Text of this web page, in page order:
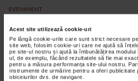
Acest site utilizează cookie-uri
Pe lângă cookie-urile care sunt strict necesare
site web, folosim cookie-uri care ne ajută să
pe site-ul nostru și ajută la îmbunătățirea
ul, de exemplu, făcând rezultatele să fie mai
pentru a măsura performanța site-ului nostru.
instrumente de urmărire pentru a oferi publicitate
obiceiurilor dvs. de navigare.
EVENIMENT
Galei ”Seniori de Colecție”,
2.184 vizualizari
VIDEO